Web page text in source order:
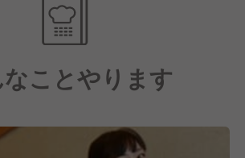
ております。
ことやります